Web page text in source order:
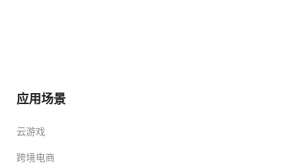
应用场景
云游戏
跨境电商